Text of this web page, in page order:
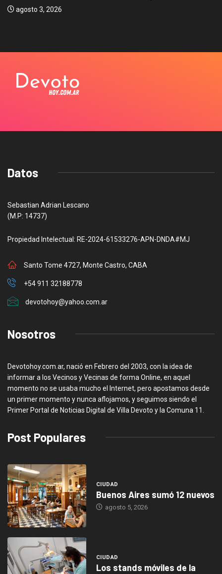
agosto 3, 2026
Datos
Sebastian Adrian Lescano
(M.P: 14737)
Propiedad Intelectual: RE-2024-61533276-APN-DNDA#MJ
Santo Tome 4727, Monte Castro, CABA
+54 911 32188778
devotohoy@yahoo.com.ar
Nosotros
Devotohoy.com.ar, nació en Febrero del 2003, con la idea de
informar a los Vecinos y Vecinas de forma Online, en aquel
momento no se usaba mucho el Internet, pero apostamos desde
un primer momento y nunca aflojamos, y seguimos siendo el
Primer Portal de Noticias Digital de Villa Devoto y la Comuna 11.
Post Populares
CIUDAD
Buenos Aires sumó 12 nuevos
agosto 5, 2026
CIUDAD
Los stands móviles de la